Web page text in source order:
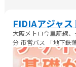
FIDIAアジャ
大阪メトロ今里筋線
分 市営バス 「地下鉄